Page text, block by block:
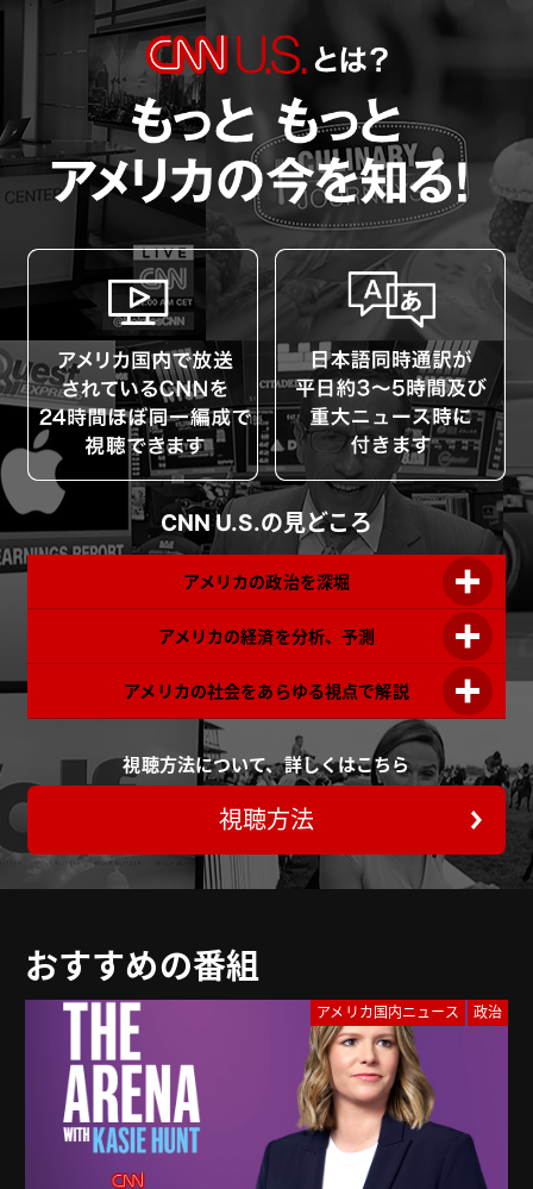
CNN U.S.の見どころ
アメリカの政治を深堀
アメリカの経済を分析、予測
アメリカの社会をあらゆる視点で解説
視聴方法について、詳しくはこちら
視聴方法
おすすめの番組
アメリカ国内ニュース 政治